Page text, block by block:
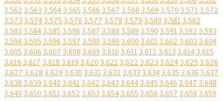
3,562 3,563 3,5643,565 3,566 3,567 3,568 3,569 3,570 3,5713,572
3,573 3,5743,575 3,576 3,577 3,578 3,579 3,580 3,5813,582
3,583 3,5843,585 3,586 3,587 3,588 3,589 3,590 3,5913,592 3,593
3,5943,595 3,596 3,597 3,598 3,599 3,600 3,6013,602 3,603 3,604
3,605 3,606 3,607 3,608 3,609 3,610 3,6113,612 3,613 3,6143,615
3,616 3,617 3,618 3,619 3,620 3,6213,622 3,623 3,6243,625 3,626
3,627 3,628 3,629 3,630 3,6313,632 3,633 3,6343,635 3,636 3,637
3,638 3,639 3,640 3,6413,642 3,643 3,6443,645 3,646 3,647 3,648
3,649 3,650 3,6513,652 3,653 3,6543,655 3,656 3,657 3,658 3,659